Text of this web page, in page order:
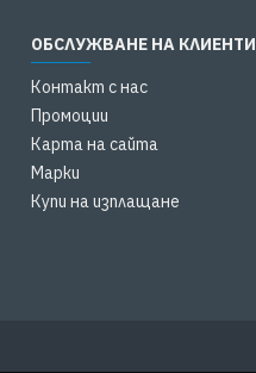
ОБСЛУЖВАНЕ НА КЛИЕНТИ
Контакт с нас
Промоции
Карта на сайта
Марки
Купи на изплащане